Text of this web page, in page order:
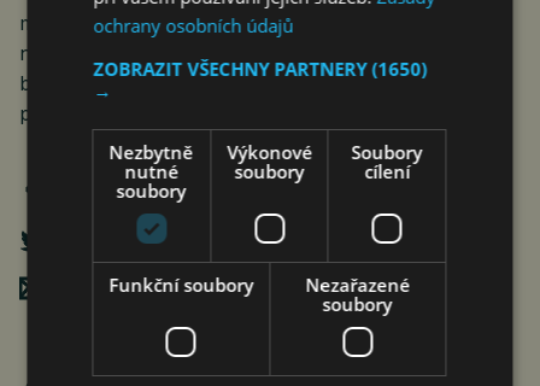
muslimů je to ale zřejmě málo. Podle komentátorů tak
nezbude než prezidentovi začít se také zajímat, koho
bude muslimská komunita podporovat v příštích
prezidentských volbách.
Poslat mailem
ochrany osobních údajů
ZOBRAZIT VŠECHNY PARTNERY(1650)
→
Nezbytně
nutné
soubory
Výkonové
soubory
Soubory
cílení
Funkční soubory
Nezařazené
soubory